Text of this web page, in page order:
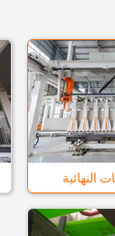
النهائية